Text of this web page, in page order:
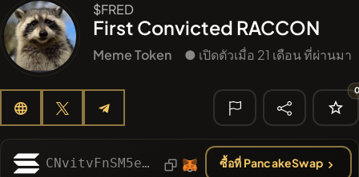
Algorithmic Trading
PERFI PEEFITOKEN
#1367
🔎 การค้นหา
ล่าสุด
$FRED
First Convicted RACCON
Meme Token ● เปิดตัวเมื่อ 21 เดือน ที่ผ่านมา
CNvitvFnSM5ed6K28RUNSaAjqqz5tX1rA5HgaBN9pump ซื้อที่ PancakeSwap